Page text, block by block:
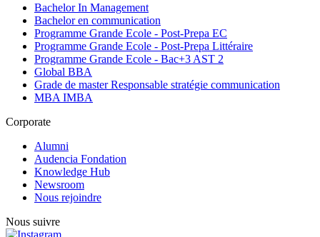
Bachelor In Management
Bachelor en communication
Programme Grande Ecole - Post-Prepa EC
Programme Grande Ecole - Post-Prepa Littéraire
Programme Grande Ecole - Bac+3 AST 2
Global BBA
Grade de master Responsable stratégie communication
MBA IMBA
Corporate
Alumni
Audencia Fondation
Knowledge Hub
Newsroom
Nous rejoindre
Nous suivre